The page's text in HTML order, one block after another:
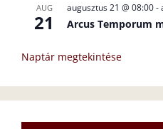
AUG
21
augusztus 21 @ 08:00-
Arcus Temporum
Naptár megtekintése